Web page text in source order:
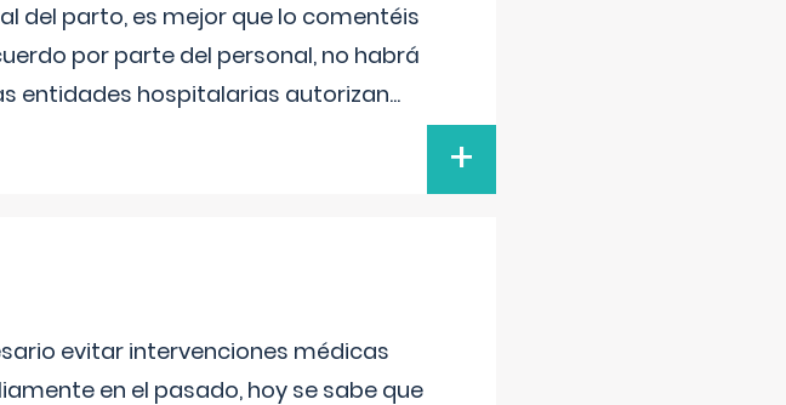
del parto, es mejor que lo comentéis
por parte del personal, no habrá
entidades hospitalarias autorizan...
+
evitar intervenciones médicas
en el pasado, hoy se sabe que